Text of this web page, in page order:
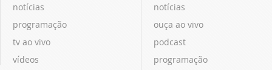
notícias
programação
tv ao vivo
vídeos
notícias
ouça ao vivo
podcast
programação